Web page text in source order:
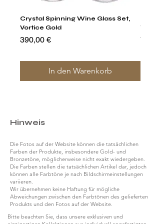
Crystal Spinning Wine Glass Set,
Vortice Gold
Preis
390,00 €
In den Warenkorb
Preis
Hinweis
Die Fotos auf der Website können die tatsächlichen
Farben der Produkte, insbesondere Gold- und
Bronzetöne, möglicherweise nicht exakt wiedergeben.
Die Farben stellen die tatsächlichen Artikel dar, jedoch
können alle Farbtöne je nach Bildschirmeinstellungen
variieren.
Wir übernehmen keine Haftung für mögliche
Abweichungen zwischen den Farbtönen des gelieferten
Produkts und den Fotos auf der Website.
Bitte beachten Sie, dass unsere exklusiven und